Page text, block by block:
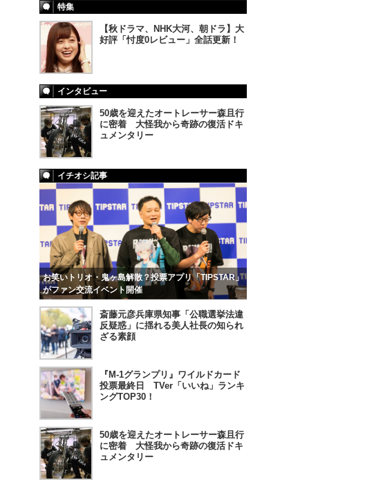
特集
【秋ドラマ、NHK大河、朝ドラ】大
好評「忖度0レビュー」全話更新！
インタビュー
50歳を迎えたオートレーサー森且行
に密着 大怪我から奇跡の復活ドキ
ュメンタリー
イチオシ記事
お笑いトリオ・鬼ヶ島解散？投票アプリ「TIPSTAR」
がファン交流イベント開催
斎藤元彦兵庫県知事「公職選挙法違
反疑惑」に揺れる美人社長の知られ
ざる素顔
『M-1グランプリ』ワイルドカード
投票最終日 TVer「いいね」ランキ
ングTOP30！
50歳を迎えたオートレーサー森且行
に密着 大怪我から奇跡の復活ドキ
ュメンタリー